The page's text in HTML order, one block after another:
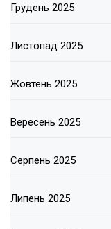
Грудень 2025
Листопад 2025
Жовтень 2025
Вересень 2025
Серпень 2025
Липень 2025